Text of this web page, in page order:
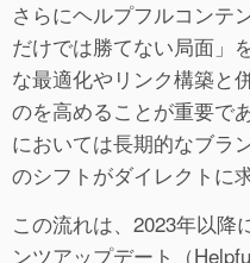
さらにヘルプフルコンテ
だけでは勝てない局面」
な最適化やリンク構築と
のを高めることが重要で
においては長期的なブラ
のシフトがダイレクトに
この流れは、2023年以降
ンツアップデート（